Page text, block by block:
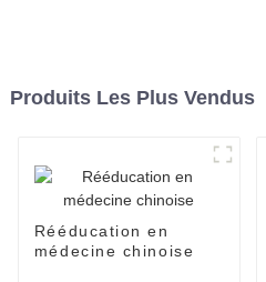
Produits Les Plus Vendus
Rééducation en
médecine chinoise